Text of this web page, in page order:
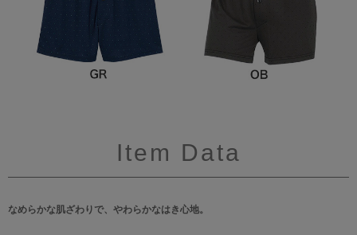
Item Data
なめらかな肌ざわりで、やわらかなはき心地。